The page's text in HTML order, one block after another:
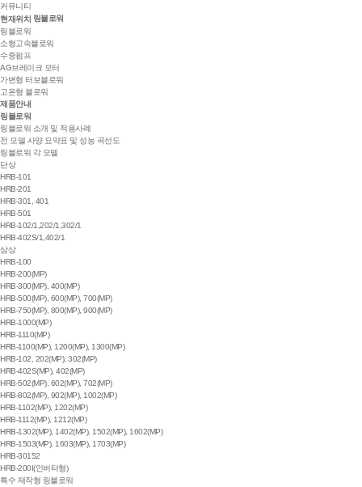
커뮤니티
현재위치 링블로워
링블로워
소형고속블로워
수중펌프
AG브레이크 모터
가변형 터보블로워
고온형 블로워
제품안내
링블로워
링블로워 소개 및 적용사례
전 모델 사양 요약표 및 성능 곡선도
링블로워 각 모델
단상
HRB-101
HRB-201
HRB-301, 401
HRB-501
HRB-102/1,202/1,302/1
HRB-402S/1,402/1
삼상
HRB-100
HRB-200(MP)
HRB-300(MP), 400(MP)
HRB-500(MP), 600(MP), 700(MP)
HRB-750(MP), 800(MP), 900(MP)
HRB-1000(MP)
HRB-1110(MP)
HRB-1100(MP), 1200(MP), 1300(MP)
HRB-102, 202(MP), 302(MP)
HRB-402S(MP), 402(MP)
HRB-502(MP), 602(MP), 702(MP)
HRB-802(MP), 902(MP), 1002(MP)
HRB-1102(MP), 1202(MP)
HRB-1112(MP), 1212(MP)
HRB-1302(MP), 1402(MP), 1502(MP), 1602(MP)
HRB-1503(MP), 1603(MP), 1703(MP)
HRB-30152
HRB-200I(인버터형)
특수 제작형 링블로워